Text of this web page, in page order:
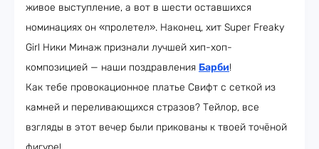
живое выступление, а вот в шести оставшихся
номинациях он «пролетел». Наконец, хит Super Freaky
Girl Ники Минаж признали лучшей хип-хоп-
композицией — наши поздравления Барби!
Как тебе провокационное платье Свифт с сеткой из
камней и переливающихся стразов? Тейлор, все
взгляды в этот вечер были прикованы к твоей точёной